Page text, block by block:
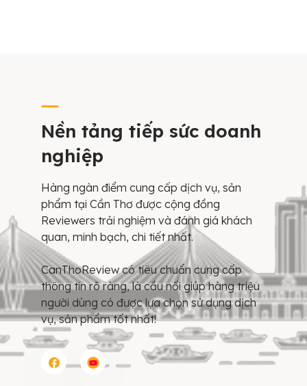
Nền tảng tiếp sức doanh
nghiệp
Hàng ngàn điểm cung cấp dịch vụ, sản
phẩm tại Cần Thơ được cộng đồng
Reviewers trải nghiệm và đánh giá khách
quan, minh bạch, chi tiết nhất.
CanThoReview có tiêu chuẩn cung cấp
thông tin rõ ràng, là cầu nối giúp hàng triệu
người dùng có được lựa chọn sử dụng dịch
vụ, sản phẩm tốt nhất!